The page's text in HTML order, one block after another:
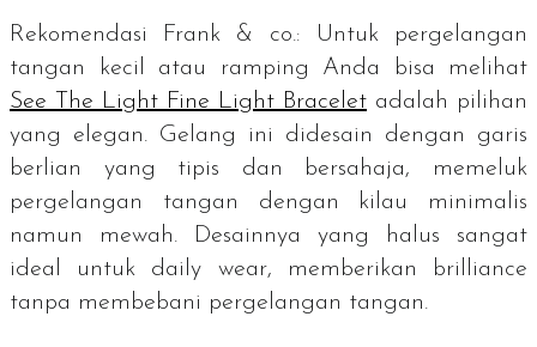
Rekomendasi Frank & co.: Untuk pergelangan
tangan kecil atau ramping Anda bisa melihat
See The Light Fine Light Bracelet adalah pilihan
yang elegan. Gelang ini didesain dengan garis
berlian yang tipis dan bersahaja, memeluk
pergelangan tangan dengan kilau minimalis
namun mewah. Desainnya yang halus sangat
ideal untuk daily wear, memberikan brilliance
tanpa membebani pergelangan tangan.